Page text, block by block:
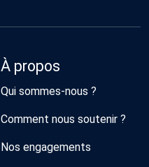
À propos
Qui sommes-nous ?
Comment nous soutenir ?
Nos engagements